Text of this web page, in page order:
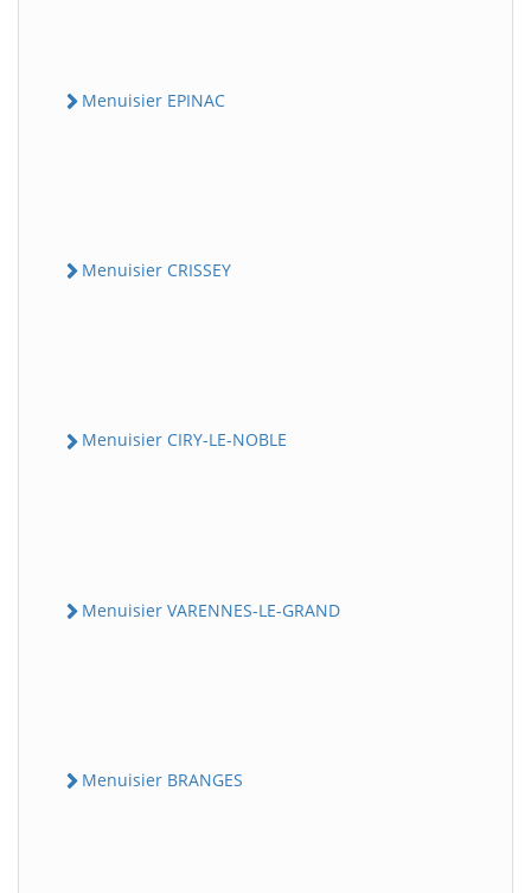
Menuisier EPINAC
Menuisier CRISSEY
Menuisier CIRY-LE-NOBLE
Menuisier VARENNES-LE-GRAND
Menuisier BRANGES